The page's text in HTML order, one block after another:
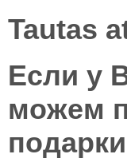
Tautas
Если у
можем
подарки